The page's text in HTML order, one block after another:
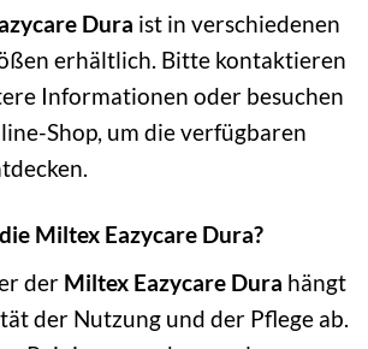
Dura ist in verschiedenen
erhältlich. Bitte kontaktieren
Informationen oder besuchen
Shop, um die verfügbaren
Miltex Eazycare Dura?
der Miltex Eazycare Dura hängt
der Nutzung und der Pflege ab.